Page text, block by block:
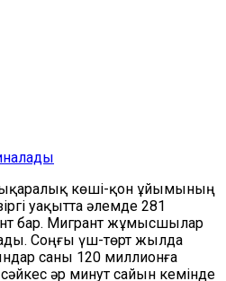
көші-қон ұйымының
уақытта әлемде 281
бар. Мигрант жұмысшылар
Соңғы үш-төрт жылда
саны 120 миллионға
әр минут сайын кемінде